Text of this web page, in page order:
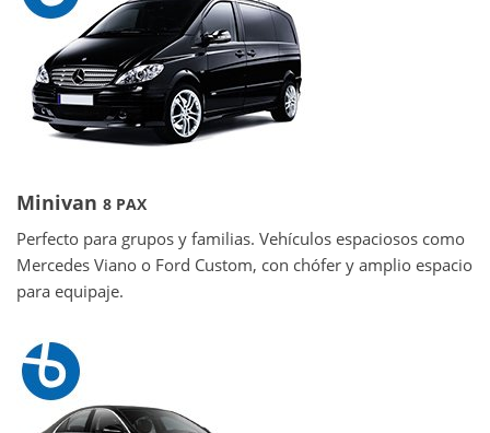
Minivan 8 PAX
Perfecto para grupos y familias. Vehículos espaciosos como
Mercedes Viano o Ford Custom, con chófer y amplio espacio
para equipaje.